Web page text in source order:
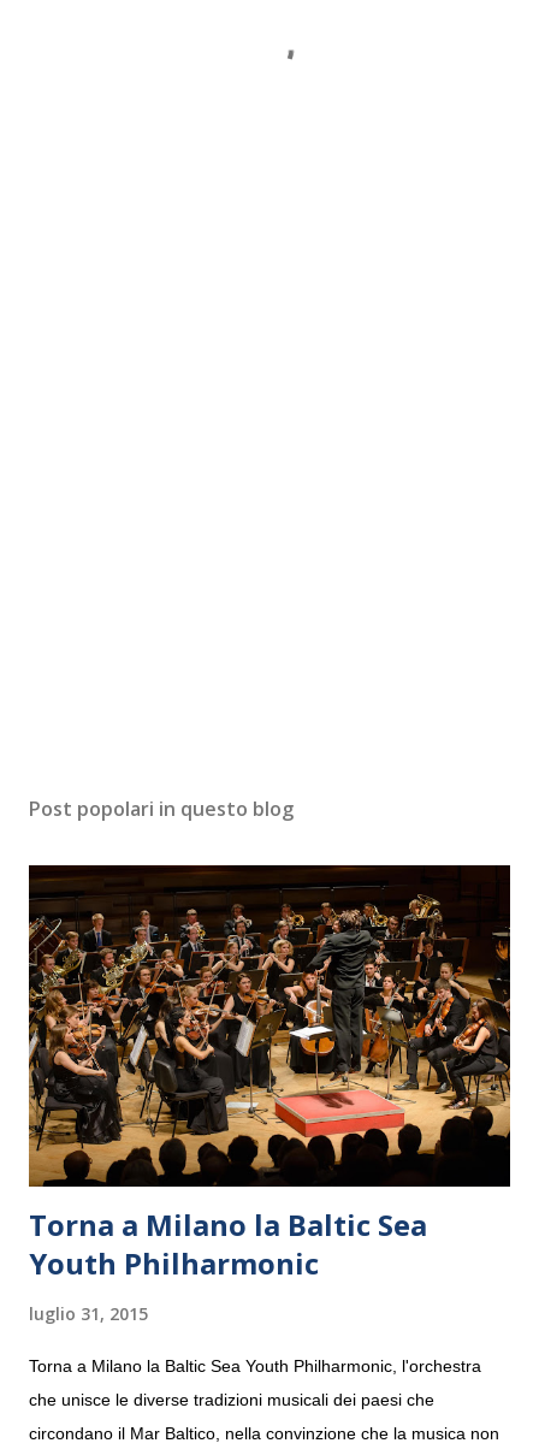
Post popolari in questo blog
Torna a Milano la Baltic Sea
Youth Philharmonic
luglio 31, 2015
Torna a Milano la Baltic Sea Youth Philharmonic, l'orchestra
che unisce le diverse tradizioni musicali dei paesi che
circondano il Mar Baltico, nella convinzione che la musica non